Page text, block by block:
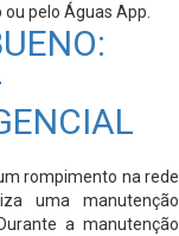
pelo Águas App.
rompimento na rede
uma manutenção
a manutenção